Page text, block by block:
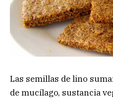
Las semillas de lino
de mucílago, sustancia